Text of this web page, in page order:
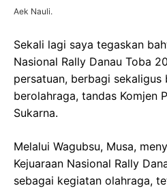
Aek Nauli.
Sekali lagi saya tegaskan
Nasional Rally Danau Toba
persatuan, berbagi sekaligus
berolahraga, tandas Komjen
Sukarna.
Melalui Wagubsu, Musa,
Kejuaraan Nasional Rally
sebagai kegiatan olahraga,